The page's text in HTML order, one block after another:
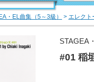
・EL曲集（5～3級） > エレクト
STAGEA
#01 稲